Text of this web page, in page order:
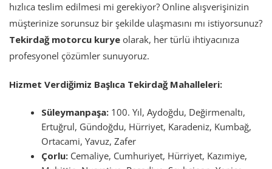
hızlıca teslim edilmesi mi gerekiyor? Online alışverişinizin
müşterinize sorunsuz bir şekilde ulaşmasını mı istiyorsunuz?
Tekirdağ motorcu kurye olarak, her türlü ihtiyacınıza
profesyonel çözümler sunuyoruz.
Hizmet Verdiğimiz Başlıca Tekirdağ Mahalleleri:
Süleymanpaşa: 100. Yıl, Aydoğdu, Değirmenaltı,
Ertuğrul, Gündoğdu, Hürriyet, Karadeniz, Kumbağ,
Ortacami, Yavuz, Zafer
Çorlu: Cemaliye, Cumhuriyet, Hürriyet, Kazımiye,